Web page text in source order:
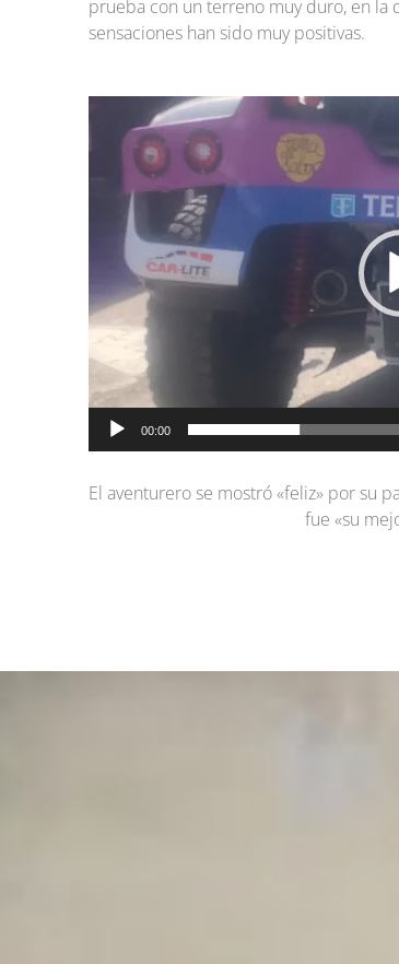
prueba con un terreno muy duro, en la
sensaciones han sido muy positivas.
Reproductor
00:00
El aventurero se mostró «feliz» por su
fue «su